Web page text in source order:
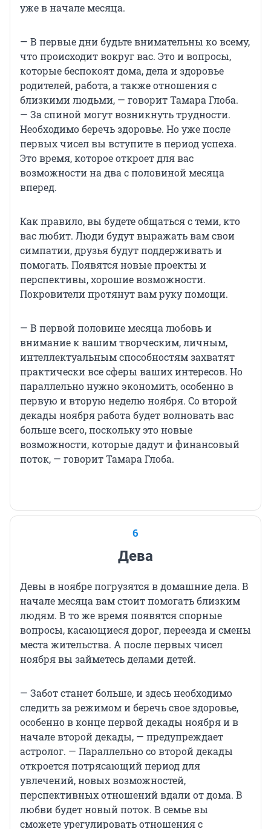
уже в начале месяца.
— В первые дни будьте внимательны ко всему,
что происходит вокруг вас. Это и вопросы,
которые беспокоят дома, дела и здоровье
родителей, работа, а также отношения с
близкими людьми, — говорит Тамара Глоба.
— За спиной могут возникнуть трудности.
Необходимо беречь здоровье. Но уже после
первых чисел вы вступите в период успеха.
Это время, которое откроет для вас
возможности на два с половиной месяца
вперед.
Как правило, вы будете общаться с теми, кто
вас любит. Люди будут выражать вам свои
симпатии, друзья будут поддерживать и
помогать. Появятся новые проекты и
перспективы, хорошие возможности.
Покровители протянут вам руку помощи.
— В первой половине месяца любовь и
внимание к вашим творческим, личным,
интеллектуальным способностям захватят
практически все сферы ваших интересов. Но
параллельно нужно экономить, особенно в
первую и вторую неделю ноября. Со второй
декады ноября работа будет волновать вас
больше всего, поскольку это новые
возможности, которые дадут и финансовый
поток, — говорит Тамара Глоба.
6
Дева
Девы в ноябре погрузятся в домашние дела. В
начале месяца вам стоит помогать близким
людям. В то же время появятся спорные
вопросы, касающиеся дорог, переезда и смены
места жительства. А после первых чисел
ноября вы займетесь делами детей.
— Забот станет больше, и здесь необходимо
следить за режимом и беречь свое здоровье,
особенно в конце первой декады ноября и в
начале второй декады, — предупреждает
астролог. — Параллельно со второй декады
откроется потрясающий период для
увлечений, новых возможностей,
перспективных отношений вдали от дома. В
любви будет новый поток. В семье вы
сможете урегулировать отношения с